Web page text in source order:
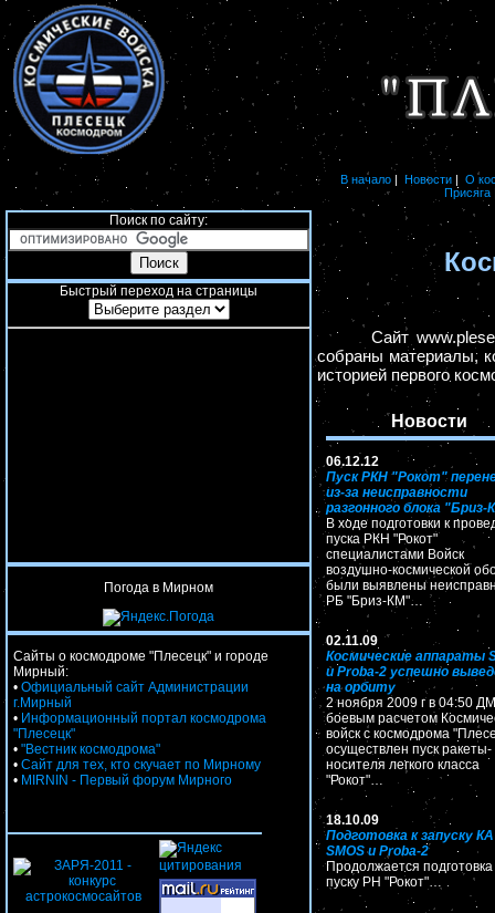
В начало | Новости | О
Присяга
Поиск по сайту:
Быстрый переход на страницы
Погода в Мирном
Сайты о космодроме "Плесецк" и городе
Мирный:
• Официальный сайт Администрации
г.Мирный
• Информационный портал космодрома
"Плесецк"
• "Вестник космодрома"
• Сайт для тех, кто скучает по Мирному
• MIRNIN - Первый форум Мирного
Сайт
собраны материалы,
историей первого
Новости
06.12.12
Пуск РКН "Рокот"
из-за неисправности
разгонного блока "Бриз-
В ходе подготовки к
пуска РКН "Рокот"
специалистами Войск
воздушно-космической
были выявлены
РБ "Бриз-КМ"…
02.11.09
Космические аппараты
и Proba-2 успешно
на орбиту
2 ноября 2009 г в 04:50
боевым расчетом
войск с космодрома
осуществлен пуск ракеты-
носителя легкого класса
"Рокот"…
18.10.09
Подготовка к запуску КА
SMOS и Proba-2
Продолжается подготовка
пуску РН "Рокот"…